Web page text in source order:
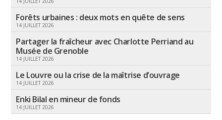
Forêts urbaines : deux mots en quête de sens
14 JUILLET 2026
Partager la fraîcheur avec Charlotte Perriand au
Musée de Grenoble
14 JUILLET 2026
Le Louvre ou la crise de la maîtrise d’ouvrage
14 JUILLET 2026
Enki Bilal en mineur de fonds
14 JUILLET 2026